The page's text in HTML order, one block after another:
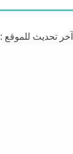
آخر تحديث للموقع :